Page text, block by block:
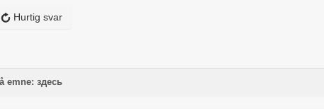
Hurtig svar
emne: здесь